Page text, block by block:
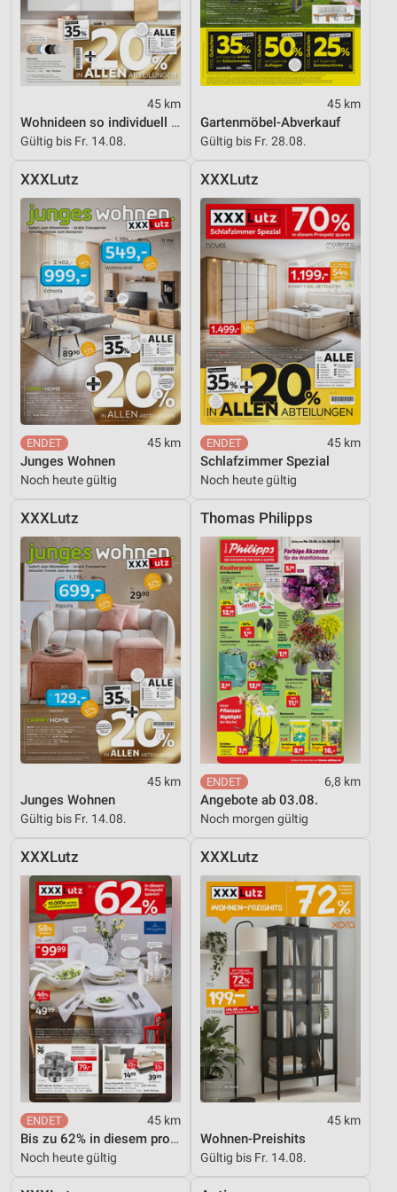
45 km
Wohnideen so individuell wie du!
Gültig bis Fr. 14.08.
45 km
Gartenmöbel-Abverkauf
Gültig bis Fr. 28.08.
XXXLutz
45 km
Junges Wohnen
Noch heute gültig
XXXLutz
45 km
Schlafzimmer Spezial
Noch heute gültig
XXXLutz
45 km
Junges Wohnen
Gültig bis Fr. 14.08.
Thomas Philipps
6,8 km
Angebote ab 03.08.
Noch morgen gültig
XXXLutz
45 km
Bis zu 62% in diesem prospekt
Noch heute gültig
XXXLutz
45 km
Wohnen-Preishits
Gültig bis Fr. 14.08.